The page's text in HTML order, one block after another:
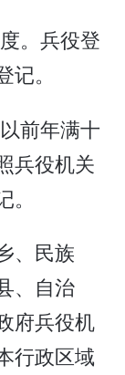
。兵役登
。
前年满十
兵役机关
、民族
、自治
府兵役机
行政区域